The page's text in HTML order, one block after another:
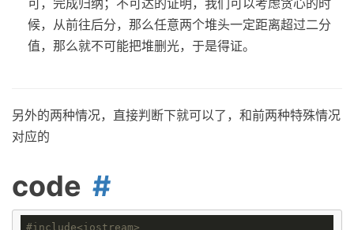
可，完成归纳；不可达的证明，我们可以考虑贪心的时
候，从前往后分，那么任意两个堆头一定距离超过二分
值，那么就不可能把堆删光，于是得证。
另外的两种情况，直接判断下就可以了，和前两种特殊情况
对应的
code
#include<iostream>